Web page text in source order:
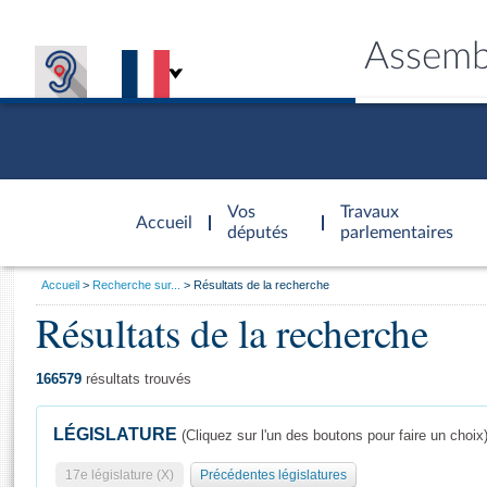
Accueil
d'accueil
Vos
députés
Travaux
parlementaires
Général
Vous
Accueil Recherche sur... Résultats de la recherche
Résultats de la recherche
166579 résultats trouvés
LÉGISLATURE (Cliquez sur l'un des boutons pour faire un choix)
17e législature (X) Précédentes législatures